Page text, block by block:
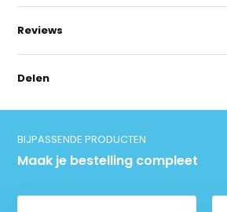
Reviews
Delen
BIJPASSENDE PRODUCTEN
Maak je bestelling compleet